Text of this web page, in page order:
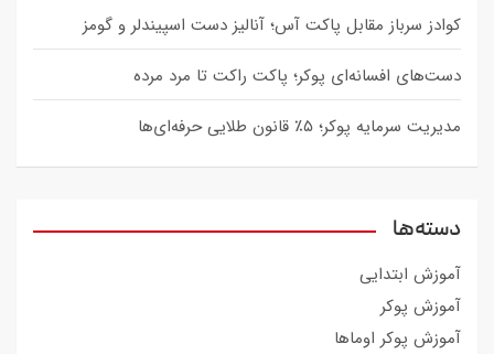
کوادز سرباز مقابل پاکت آس؛ آنالیز دست اسپیندلر و گومز
دست‌های افسانه‌ای پوکر؛ پاکت راکت تا مرد مرده
مدیریت سرمایه پوکر؛ ۵٪ قانون طلایی حرفه‌ای‌ها
دسته‌ها
آموزش ابتدایی
آموزش پوکر
آموزش پوکر اوماها